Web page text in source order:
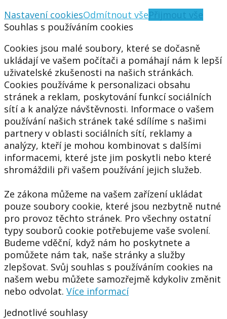
Nastavení cookiesOdmítnout všePřijmout vše
Souhlas s používáním cookies
Cookies jsou malé soubory, které se dočasně
ukládají ve vašem počítači a pomáhají nám k lepší
uživatelské zkušenosti na našich stránkách.
Cookies používáme k personalizaci obsahu
stránek a reklam, poskytování funkcí sociálních
sítí a k analýze návštěvnosti. Informace o vašem
používání našich stránek také sdílíme s našimi
partnery v oblasti sociálních sítí, reklamy a
analýzy, kteří je mohou kombinovat s dalšími
informacemi, které jste jim poskytli nebo které
shromáždili při vašem používání jejich služeb.
Ze zákona můžeme na vašem zařízení ukládat
pouze soubory cookie, které jsou nezbytně nutné
pro provoz těchto stránek. Pro všechny ostatní
typy souborů cookie potřebujeme vaše svolení.
Budeme vděční, když nám ho poskytnete a
pomůžete nám tak, naše stránky a služby
zlepšovat. Svůj souhlas s používáním cookies na
našem webu můžete samozřejmě kdykoliv změnit
nebo odvolat. Více informací
Jednotlivé souhlasy